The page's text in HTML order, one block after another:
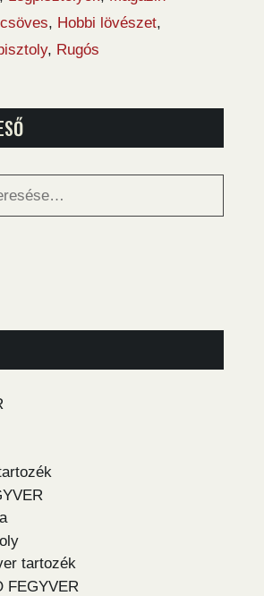
, Hobbi lövészet,
, Rugós
tartozék
FEGYVER